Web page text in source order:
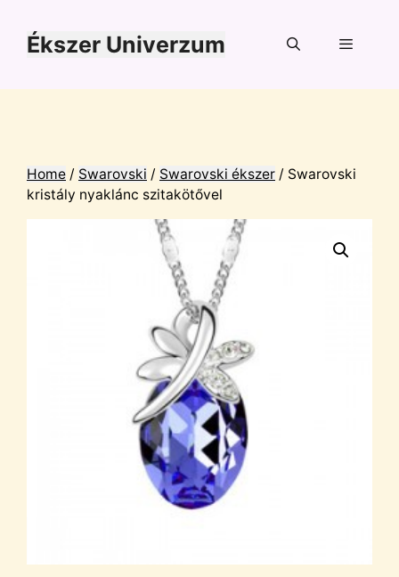
tartalomba
Ékszer Univerzum
Home / Swarovski / Swarovski ékszer / Swarovski
kristály nyaklánc szitakötővel